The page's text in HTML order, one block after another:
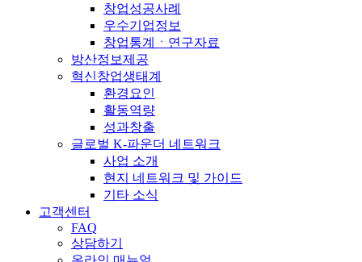
창업성공사례
우수기업정보
창업통계ㆍ연구자료
방산정보제공
혁신창업생태계
환경요인
활동역량
성과창출
글로벌 K-파운더 네트워크
사업 소개
현지 네트워크 및 가이드
기타 소식
고객센터
FAQ
상담하기